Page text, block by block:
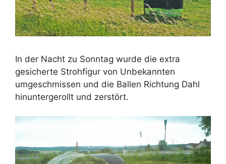
In der Nacht zu Sonntag wurde die extra
gesicherte Strohfigur von Unbekannten
umgeschmissen und die Ballen Richtung Dahl
hinuntergerollt und zerstört.